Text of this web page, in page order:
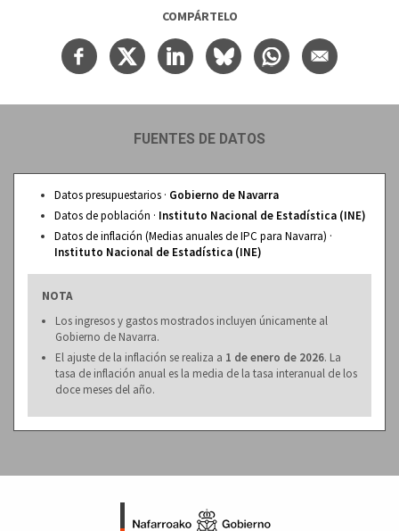
COMPÁRTELO
FUENTES DE DATOS
Datos presupuestarios · Gobierno de Navarra
Datos de población · Instituto Nacional de Estadística (INE)
Datos de inflación (Medias anuales de IPC para Navarra) ·
Instituto Nacional de Estadística (INE)
NOTA
Los ingresos y gastos mostrados incluyen únicamente al
Gobierno de Navarra.
El ajuste de la inflación se realiza a 1 de enero de 2026. La
tasa de inflación anual es la media de la tasa interanual de los
doce meses del año.